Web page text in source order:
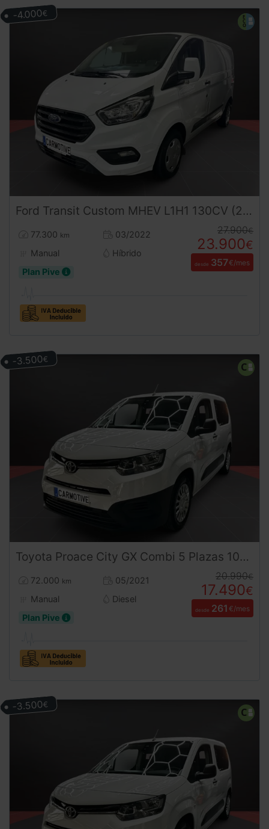
Ford Transit Custom MHEV L1H1 130CV (2022) | Desde 365€/mes
77.300 km
03/2022
Manual
Híbrido
Plan Pive
27.900€
23.900€
desde 357€/mes
-4.000€
Toyota Proace City GX Combi 5 Plazas 102CV | Desde 260€/mes
72.000 km
05/2021
Manual
Diesel
Plan Pive
20.990€
17.490€
desde 261 €/mes
-3.500€
-3.500€